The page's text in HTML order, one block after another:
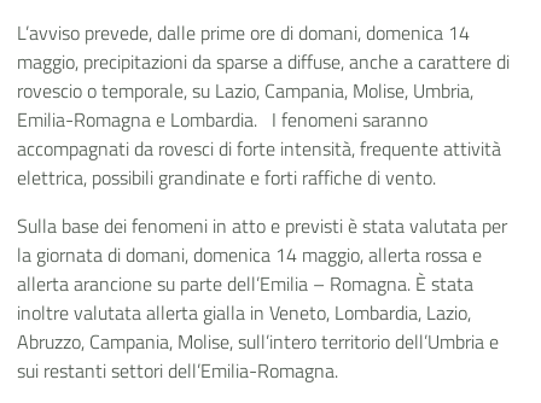
L’avviso prevede, dalle prime ore di domani, domenica 14
maggio, precipitazioni da sparse a diffuse, anche a carattere di
rovescio o temporale, su Lazio, Campania, Molise, Umbria,
Emilia-Romagna e Lombardia. I fenomeni saranno
accompagnati da rovesci di forte intensità, frequente attività
elettrica, possibili grandinate e forti raffiche di vento.
Sulla base dei fenomeni in atto e previsti è stata valutata per
la giornata di domani, domenica 14 maggio, allerta rossa e
allerta arancione su parte dell’Emilia – Romagna. È stata
inoltre valutata allerta gialla in Veneto, Lombardia, Lazio,
Abruzzo, Campania, Molise, sull’intero territorio dell’Umbria e
sui restanti settori dell’Emilia-Romagna.